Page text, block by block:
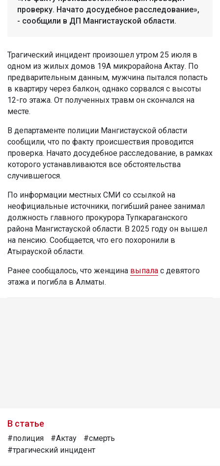
проверку. Начато досудебное расследование»,
- сообщили в ДП Мангистауской области.
Трагический инцидент произошел утром 25 июля в
одном из жилых домов 19А микрорайона Актау. По
предварительным данным, мужчина пытался попасть
в квартиру через балкон, однако сорвался с высоты
12-го этажа. От полученных травм он скончался на
месте.
В департаменте полиции Мангистауской области
сообщили, что по факту происшествия проводится
проверка. Начато досудебное расследование, в рамках
которого устанавливаются все обстоятельства
случившегося.
По информации местных СМИ со ссылкой на
неофициальные источники, погибший ранее занимал
должность главного прокурора Тупкараганского
района Мангистауской области. В 2025 году он вышел
на пенсию. Сообщается, что его похоронили в
Атырауской области.
Ранее сообщалось, что женщина выпала с девятого
этажа и погибла в Алматы.
В статье
#полиция #Актау
#смерть
#трагический инцидент